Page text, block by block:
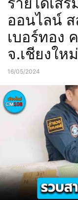
ออนไลน์ ส
เบอร์ทอง
จ.เชียงใหม่
16/05/2024